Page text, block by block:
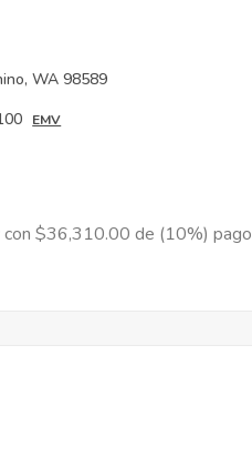
WA 98589
EMV
con $36,310.00 de (10%) pago